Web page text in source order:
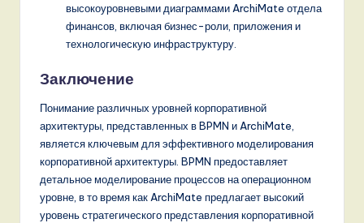
высокоуровневыми диаграммами ArchiMate отдела
финансов, включая бизнес-роли, приложения и
технологическую инфраструктуру.
Заключение
Понимание различных уровней корпоративной
архитектуры, представленных в BPMN и ArchiMate,
является ключевым для эффективного моделирования
корпоративной архитектуры. BPMN предоставляет
детальное моделирование процессов на операционном
уровне, в то время как ArchiMate предлагает высокий
уровень стратегического представления корпоративной